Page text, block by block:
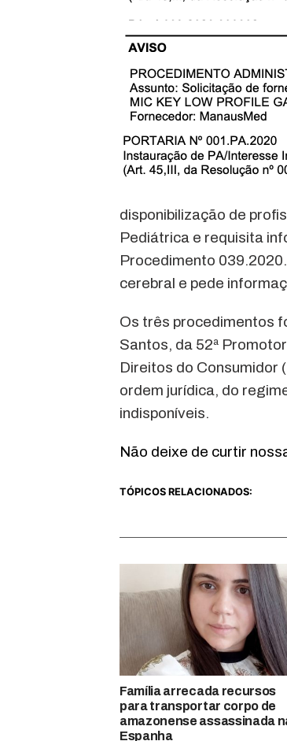
disponibilização de
Pediátrica e requisita
Procedimento
cerebral e pede
Os três procedimentos
Santos, da 52ª
Direitos do Consumidor
ordem jurídica, do
indisponíveis.
Não deixe de curtir
TÓPICOS RELACIONADOS:
Família arrecada recursos
para transportar corpo de
amazonense assassinada
Espanha